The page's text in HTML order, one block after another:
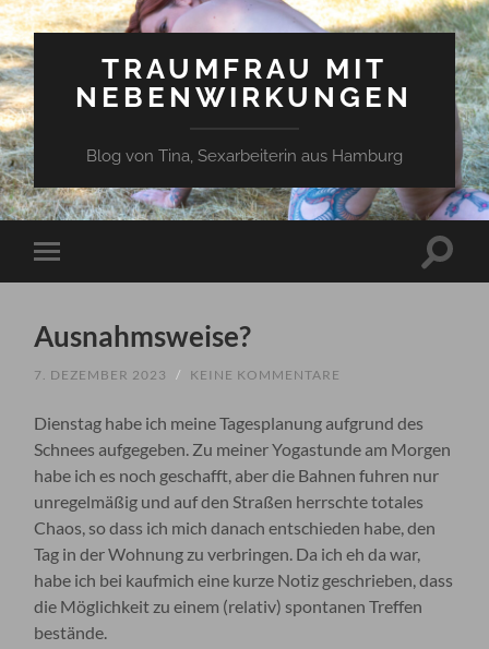
TRAUMFRAU MIT
NEBENWIRKUNGEN
Blog von Tina, Sexarbeiterin aus Hamburg
Mobile-
Menü
Ausnahmsweise?
7. DEZEMBER 2023 / KEINE KOMMENTARE
Dienstag habe ich meine Tagesplanung aufgrund des
Schnees aufgegeben. Zu meiner Yogastunde am Morgen
habe ich es noch geschafft, aber die Bahnen fuhren nur
unregelmäßig und auf den Straßen herrschte totales
Chaos, so dass ich mich danach entschieden habe, den
Tag in der Wohnung zu verbringen. Da ich eh da war,
habe ich bei kaufmich eine kurze Notiz geschrieben, dass
die Möglichkeit zu einem (relativ) spontanen Treffen
bestände.